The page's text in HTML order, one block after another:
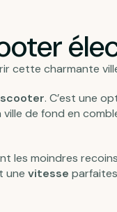
cette charmante
scooter. C’est une
de fond en
les moindres
une vitesse